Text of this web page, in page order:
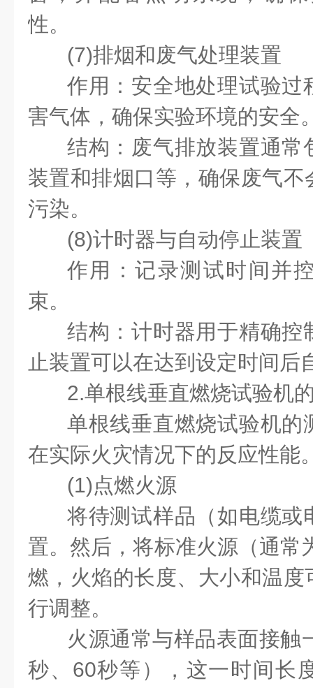
性。
(7)排烟和废气处理装置
作用：安全地处理试验过
害气体，确保实验环境的安
结构：废气排放装置通常
装置和排烟口等，确保废气
污染。
(8)计时器与自动停止装置
作用：记录测试时间并
束。
结构：计时器用于精确控
止装置可以在达到设定时间
2.单根线垂直燃烧试验机
单根线垂直燃烧试验机的
在实际火灾情况下的反应性
(1)点燃火源
将待测试样品（如电缆或
置。然后，将标准火源（通常
燃，火焰的长度、大小和温
行调整。
火源通常与样品表面接触
秒、60秒等），这一时间长